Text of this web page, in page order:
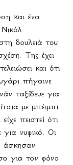
και ένα
δουλειά του
Της έχει
και ότι
πήγαινε
ταξίδευε για
με μπέιμπι
πειστεί ότι
για νυφικό. Οι
άσκησαν
για τον φόνο